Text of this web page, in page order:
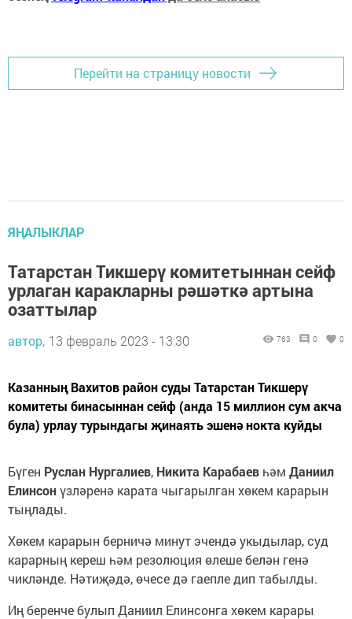
Перейти на страницу новости
ЯҢАЛЫКЛАР
Татарстан Тикшерү комитетыннан сейф
урлаган каракларны рәшәткә артына
озаттылар
автор, 13 февраль 2023 - 13:30 763 0 0
Казанның Вахитов район суды Татарстан Тикшерү
комитеты бинасыннан сейф (анда 15 миллион сум акча
була) урлау турындагы җинаять эшенә нокта куйды
Бүген Руслан Нургалиев, Никита Карабаев һәм Даниил
Елинсонүзләренә карата чыгарылган хөкем карарын
тыңлады.
Хөкем карарын берничә минут эчендә укыдылар, суд
карарның кереш һәм резолюция өлеше белән генә
чикләнде. Нәтиҗәдә, өчесе дә гаепле дип табылды.
Иң беренче булып Даниил Елинсонга хөкем карары